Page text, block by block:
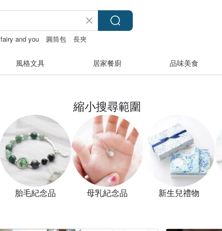
fairy and you 圓筒包 長夾
風格文具 居家餐廚 品味美食
縮小搜尋範圍
胎毛紀念品 母乳紀念品 新生兒禮物